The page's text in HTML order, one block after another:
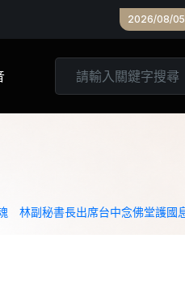
2026/08/05
林副秘書長出席台中念佛堂護國